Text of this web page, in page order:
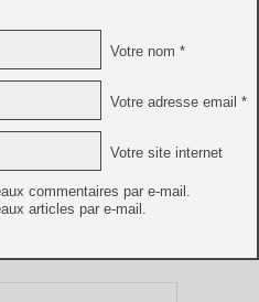
Votre nom *
Votre adresse email *
Votre site internet
commentaires par e-mail.
articles par e-mail.